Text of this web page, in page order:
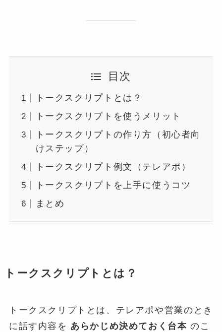
目次
トークスクリプトとは？
トークスクリプトを使うメリット
トークスクリプトの作り方（初心者向
けステップ）
トークスクリプト例文（テレアポ）
トークスクリプトを上手に使うコツ
まとめ
トークスクリプトとは？
トークスクリプトとは、テレアポや営業のとき
に話す内容を あらかじめ決めておく台本 のこ